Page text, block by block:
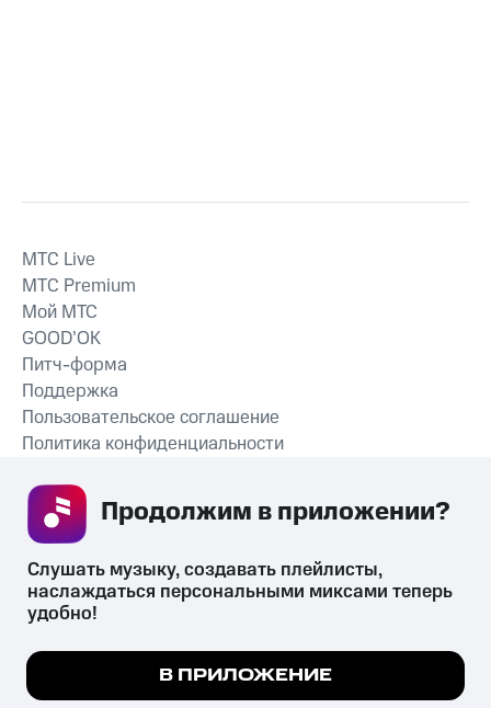
СКАЧАТЬ ПРИЛОЖЕНИЕ
MTС Live
MTС Premium
Мой МТС
GOOD’OK
Питч-форма
Поддержка
Пользовательское соглашение
Политика конфиденциальности
психотропных веществ, их аналогов причиняет вред здоровью,
их незаконный оборот запрещён и влечёт установленную
законодательством ответственность.
Мы используем куки, чтобы на сайте все
Подробнее
Слушать музыку, создавать плейлисты,
наслаждаться персональными миксами теперь
удобно!
В ПРИЛОЖЕНИЕ